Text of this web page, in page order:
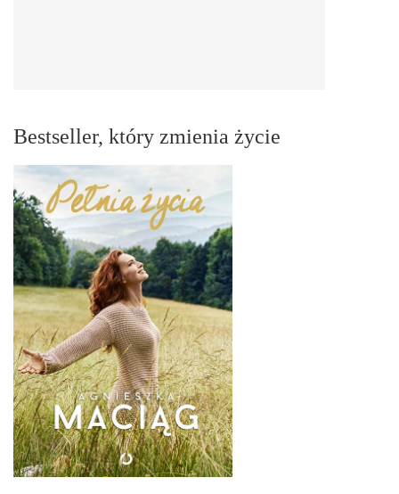
Bestseller, który zmienia życie